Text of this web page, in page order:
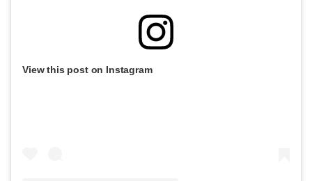
View this post on Instagram